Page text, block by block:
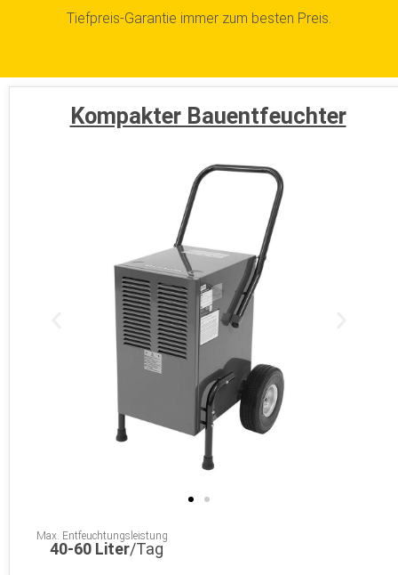
Tiefpreis-Garantie immer zum besten Preis.
Kompakter Bauentfeuchter
Max. Entfeuchtungsleistung
40-60 Liter/Tag